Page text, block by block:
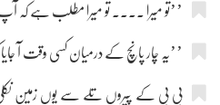
’’تو میرا .... تو میرا مطلب ہے کہ
’’یہ چار پانچ کے درمیان کسی وقت آ
بی بی کے پیروں تلے سے یوں زمین